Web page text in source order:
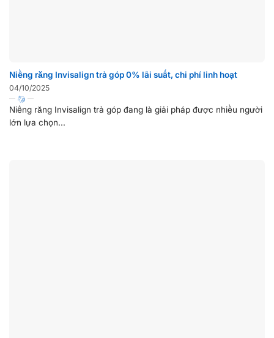
Niềng răng Invisalign trả góp 0% lãi suất, chi phí linh hoạt
04/10/2025
Niềng răng Invisalign trả góp đang là giải pháp được nhiều người
lớn lựa chọn...